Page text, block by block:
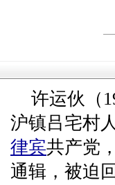
许运伙（
沪镇吕宅村
律宾共产党
通辑，被迫